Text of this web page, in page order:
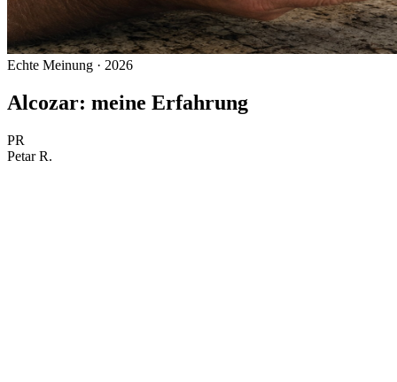
Echte Meinung · 2026
Alcozar: meine Erfahrung
PR
Petar R.